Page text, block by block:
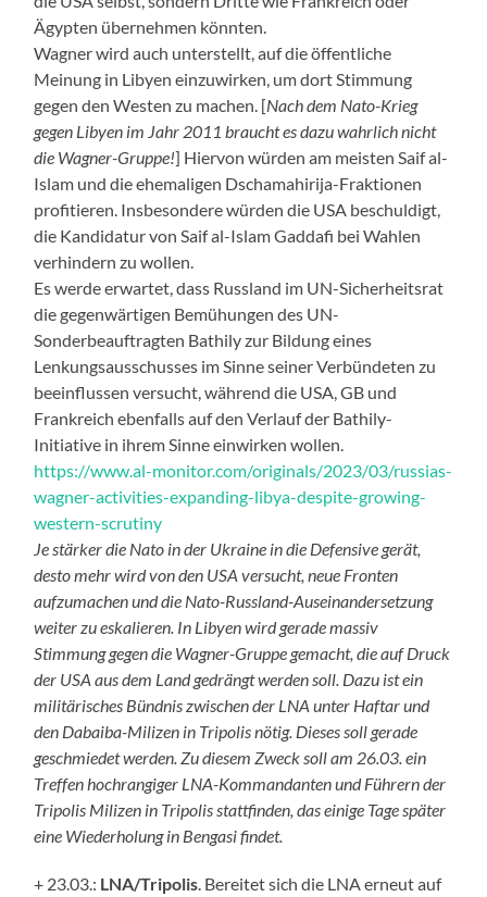
Ägypten übernehmen könnten.
Wagner wird auch unterstellt, auf die öffentliche
Meinung in Libyen einzuwirken, um dort Stimmung
gegen den Westen zu machen. [Nach dem Nato-Krieg
gegen Libyen im Jahr 2011 braucht es dazu wahrlich nicht
die Wagner-Gruppe!] Hiervon würden am meisten Saif al-
Islam und die ehemaligen Dschamahirija-Fraktionen
profitieren. Insbesondere würden die USA beschuldigt,
die Kandidatur von Saif al-Islam Gaddafi bei Wahlen
verhindern zu wollen.
Es werde erwartet, dass Russland im UN-Sicherheitsrat
die gegenwärtigen Bemühungen des UN-
Sonderbeauftragten Bathily zur Bildung eines
Lenkungsausschusses im Sinne seiner Verbündeten zu
beeinflussen versucht, während die USA, GB und
Frankreich ebenfalls auf den Verlauf der Bathily-
Initiative in ihrem Sinne einwirken wollen.
https://www.al-monitor.com/originals/2023/03/russias-
wagner-activities-expanding-libya-despite-growing-
western-scrutiny
Je stärker die Nato in der Ukraine in die Defensive gerät,
desto mehr wird von den USA versucht, neue Fronten
aufzumachen und die Nato-Russland-Auseinandersetzung
weiter zu eskalieren. In Libyen wird gerade massiv
Stimmung gegen die Wagner-Gruppe gemacht, die auf Druck
der USA aus dem Land gedrängt werden soll. Dazu ist ein
militärisches Bündnis zwischen der LNA unter Haftar und
den Dabaiba-Milizen in Tripolis nötig. Dieses soll gerade
geschmiedet werden. Zu diesem Zweck soll am 26.03. ein
Treffen hochrangiger LNA-Kommandanten und Führern der
Tripolis Milizen in Tripolis stattfinden, das einige Tage später
eine Wiederholung in Bengasi findet.
+ 23.03.: LNA/Tripolis . Bereitet sich die LNA erneut auf